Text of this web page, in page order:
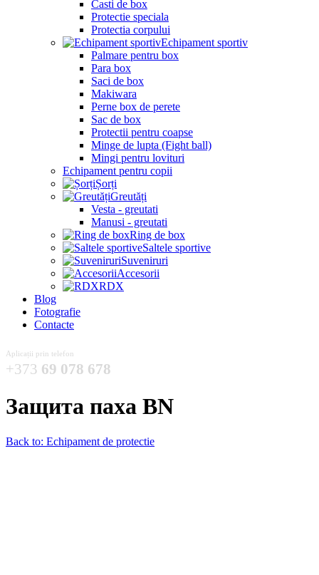
Casti de box
Protectie speciala
Protectia corpului
Echipament sportiv
Palmare pentru box
Para box
Saci de box
Makiwara
Perne box de perete
Sac de box
Protectii pentru coapse
Minge de lupta (Fight ball)
Mingi pentru lovituri
Echipament pentru copii
Șorți
Greutăți
Vesta - greutati
Manusi - greutati
Ring de box
Saltele sportive
Suveniruri
Accesorii
RDX
Blog
Fotografie
Contacte
Aplicații prin telefon
+373 69 078 678
Защита паха BN
Back to: Echipament de protectie